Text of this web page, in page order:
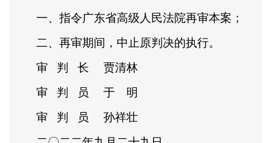
一、指令广东省高级人民法院再审本案；
二、再审期间，中止原判决的执行。
审
判 长
贾清林
审
判 员
于 明
审
判 员
孙祥壮